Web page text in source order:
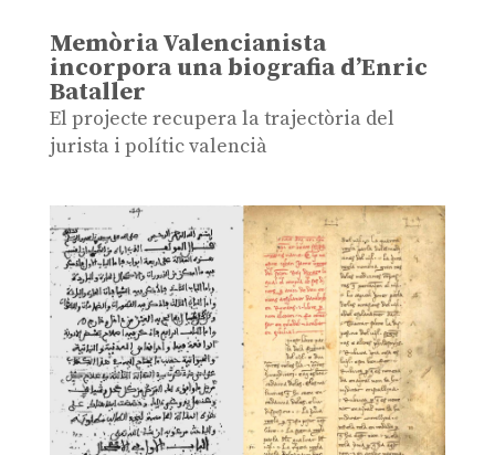
Memòria Valencianista
incorpora una biografia d’Enric
Bataller
El projecte recupera la trajectòria del
jurista i polític valencià